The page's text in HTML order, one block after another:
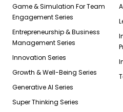
Game & Simulation For Team
Engagement Series
Entrepreneurship & Business
Management Series
Innovation Series
Growth & Well-Being Series
Generative AI Series
Super Thinking Series